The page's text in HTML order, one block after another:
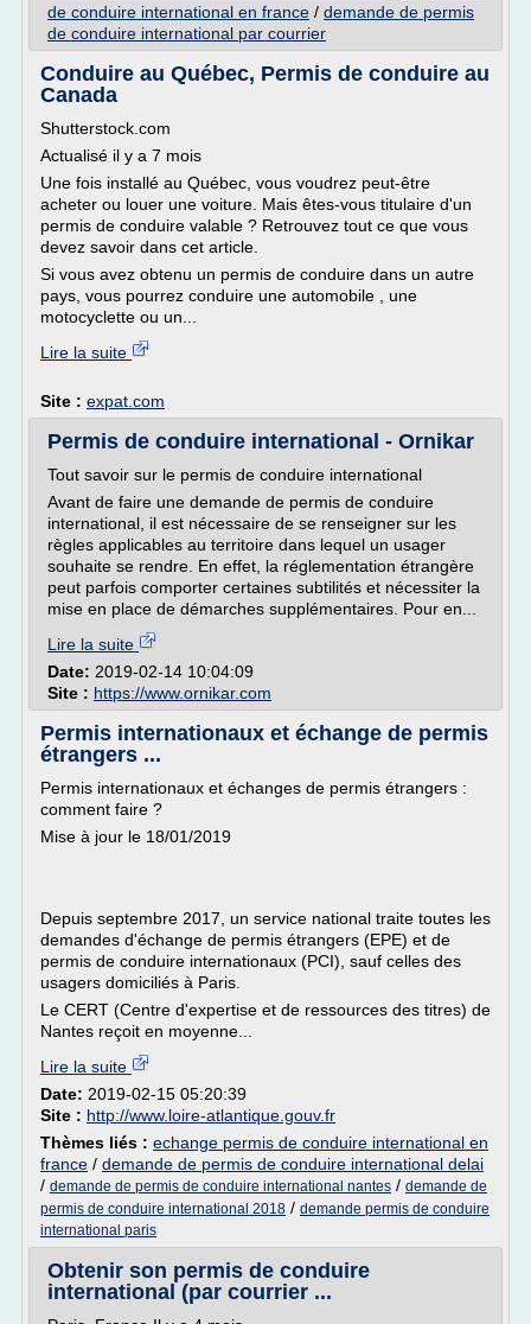
de conduire international en france / demande de permis
de conduire international par courrier
Conduire au Québec, Permis de conduire au
Canada
Shutterstock.com
Actualisé il y a 7 mois
Une fois installé au Québec, vous voudrez peut-être
acheter ou louer une voiture. Mais êtes-vous titulaire d'un
permis de conduire valable ? Retrouvez tout ce que vous
devez savoir dans cet article.
Si vous avez obtenu un permis de conduire dans un autre
pays, vous pourrez conduire une automobile , une
motocyclette ou un...
Lire la suite
Site : expat.com
Permis de conduire international - Ornikar
Tout savoir sur le permis de conduire international
Avant de faire une demande de permis de conduire
international, il est nécessaire de se renseigner sur les
règles applicables au territoire dans lequel un usager
souhaite se rendre. En effet, la réglementation étrangère
peut parfois comporter certaines subtilités et nécessiter la
mise en place de démarches supplémentaires. Pour en...
Lire la suite
Date: 2019-02-14 10:04:09
Site : https://www.ornikar.com
Permis internationaux et échange de permis
étrangers ...
Permis internationaux et échanges de permis étrangers :
comment faire ?
Mise à jour le 18/01/2019
Depuis septembre 2017, un service national traite toutes les
demandes d'échange de permis étrangers (EPE) et de
permis de conduire internationaux (PCI), sauf celles des
usagers domiciliés à Paris.
Le CERT (Centre d'expertise et de ressources des titres) de
Nantes reçoit en moyenne...
Lire la suite
Date: 2019-02-15 05:20:39
Site : http://www.loire-atlantique.gouv.fr
Thèmes liés : echange permis de conduire international en
france / demande de permis de conduire international delai
/ demande de permis de conduire international nantes / demande de
permis de conduire international 2018 / demande permis de conduire
international paris
Obtenir son permis de conduire
international (par courrier ...